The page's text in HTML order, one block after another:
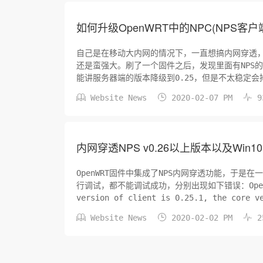
如何升级OpenWRT中的NPC(NPS客户
自己是在移动大内网的情况下，一直想搞内网穿
还是蛮强大。刷了一个固件之后，发现里面有
能讲服务器端的版本降级到0.25，但是不太稳定会
 Website News  2020-02-07 PM 
内网穿透NPS v0.26以上版本以及
OpenWRT固件中集成了NPS内网穿透功能，于是在
行调试，都不能调试成功，分别出现如下错
version of client is 0.25.1, the core
 Website News  2020-02-02 PM 